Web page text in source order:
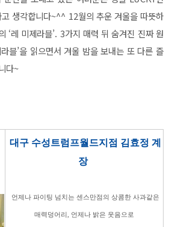
생각합니다~^^ 12월의 추운 겨울을 따뜻하
‘레 미제라블’. 3가지 매력 뒤 숨겨진 진짜 원
블’을 읽으면서 겨울 밤을 보내는 또 다른 즐
다~
대구 수성트럼프월드지점 김효정 계
장
언제나 파이팅 넘치는 센스만점의 상콤한 사과같은
매력덩어리, 언제나 밝은 웃음으로